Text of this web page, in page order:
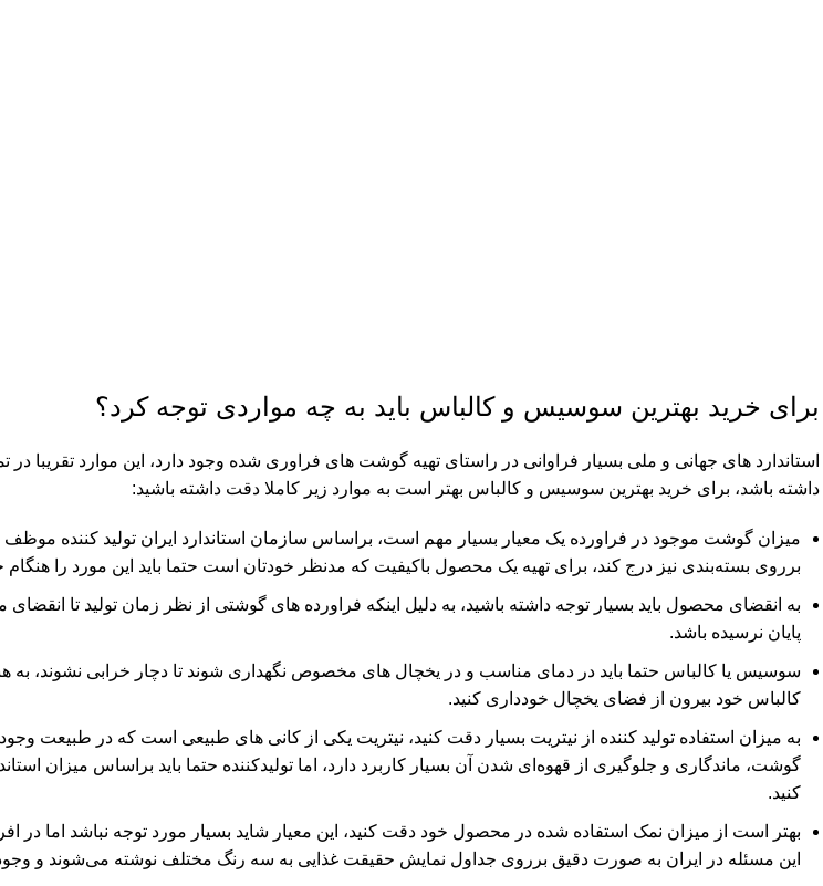
برای خرید بهترین سوسیس و کالباس باید به چه مواردی توجه کرد؟
استاندارد های جهانی و ملی بسیار فراوانی در راستای تهیه گوشت های فراوری شده وجود دارد، این موارد
داشته باشد، برای خرید بهترین سوسیس و کالباس بهتر است به موارد زیر کاملا دقت داشته باشید:
میزان گوشت موجود در فراورده یک معیار بسیار مهم است، براساس سازمان استاندارد ایران تولید کننده
برروی بسته‌بندی نیز درج کند، برای تهیه یک محصول باکیفیت که مدنظر خودتان است حتما باید این مورد را
به انقضای محصول باید بسیار توجه داشته باشید، به دلیل اینکه فراورده های گوشتی از نظر زمان تولید تا
پایان نرسیده باشد.
سوسیس یا کالباس حتما باید در دمای مناسب و در یخچال های مخصوص نگهداری شوند تا دچار خرابی نشوند، به
کالباس خود بیرون از فضای یخچال خودداری کنید.
به میزان استفاده تولید کننده از نیتریت بسیار دقت کنید، نیتریت یکی از کانی های طبیعی است که در
گوشت، ماندگاری و جلوگیری از قهوه‌ای شدن آن بسیار کاربرد دارد، اما تولیدکننده حتما باید براساس میزان
کنید.
بهتر است از میزان نمک استفاده شده در محصول خود دقت کنید، این معیار شاید بسیار مورد توجه نباشد اما در
این مسئله در ایران به صورت دقیق برروی جداول نمایش حقیقت غذایی به سه رنگ مختلف نوشته می‌شوند و